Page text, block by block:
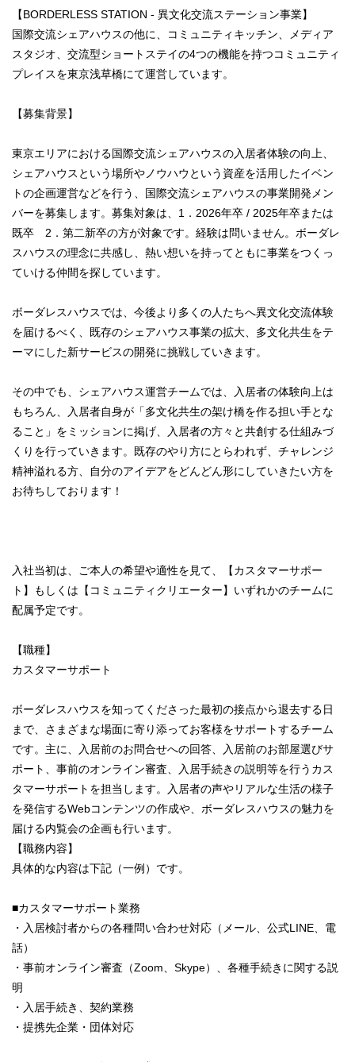
【BORDERLESS STATION - 異文化交流ステーション事業】
国際交流シェアハウスの他に、コミュニティキッチン、メディア
スタジオ、交流型ショートステイの4つの機能を持つコミュニティ
プレイスを東京浅草橋にて運営しています。
【募集背景】
東京エリアにおける国際交流シェアハウスの入居者体験の向上、
シェアハウスという場所やノウハウという資産を活用したイベン
トの企画運営などを行う、国際交流シェアハウスの事業開発メン
バーを募集します。募集対象は、1．2026年卒 / 2025年卒または
既卒 2．第二新卒の方が対象です。経験は問いません。ボーダレ
スハウスの理念に共感し、熱い想いを持ってともに事業をつくっ
ていける仲間を探しています。
ボーダレスハウスでは、今後より多くの人たちへ異文化交流体験
を届けるべく、既存のシェアハウス事業の拡大、多文化共生をテ
ーマにした新サービスの開発に挑戦していきます。
その中でも、シェアハウス運営チームでは、入居者の体験向上は
もちろん、入居者自身が「多文化共生の架け橋を作る担い手とな
ること」をミッションに掲げ、入居者の方々と共創する仕組みづ
くりを行っていきます。既存のやり方にとらわれず、チャレンジ
精神溢れる方、自分のアイデアをどんどん形にしていきたい方を
お待ちしております！
入社当初は、ご本人の希望や適性を見て、【カスタマーサポー
ト】もしくは【コミュニティクリエーター】いずれかのチームに
配属予定です。
【職種】
カスタマーサポート
ボーダレスハウスを知ってくださった最初の接点から退去する日
まで、さまざまな場面に寄り添ってお客様をサポートするチーム
です。主に、入居前のお問合せへの回答、入居前のお部屋選びサ
ポート、事前のオンライン審査、入居手続きの説明等を行うカス
タマーサポートを担当します。入居者の声やリアルな生活の様子
を発信するWebコンテンツの作成や、ボーダレスハウスの魅力を
届ける内覧会の企画も行います。
【職務内容】
具体的な内容は下記（一例）です。
■カスタマーサポート業務
・入居検討者からの各種問い合わせ対応（メール、公式LINE、電
話）
・事前オンライン審査（Zoom、Skype）、各種手続きに関する説
明
・入居手続き、契約業務
・提携先企業・団体対応